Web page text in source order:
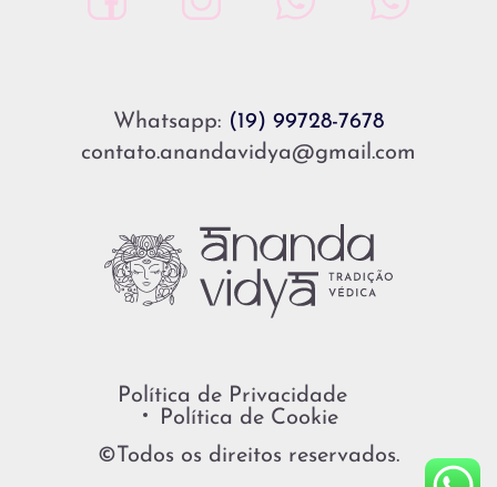
Whatsapp: (19) 99728-7678
contato.anandavidya@gmail.com
Política de Privacidade
Política de Cookie
©Todos os direitos reservados.